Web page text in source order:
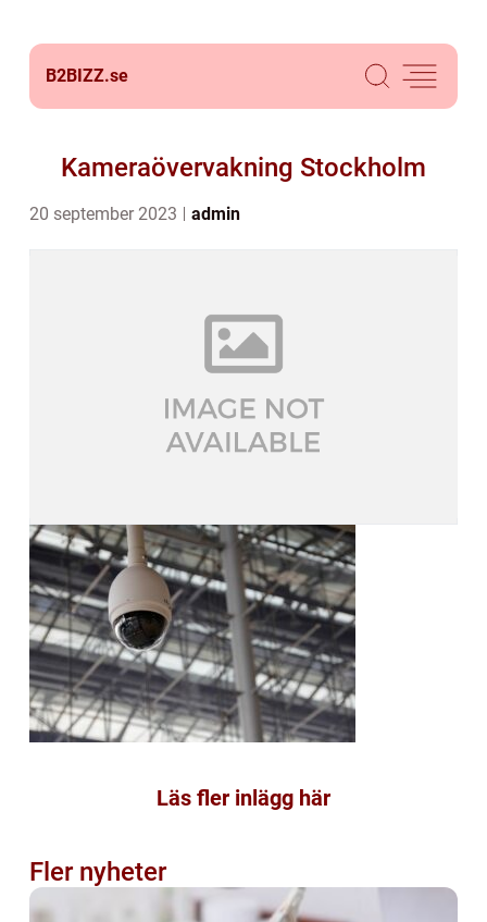
B2BIZZ.se
Kameraövervakning Stockholm
20 september 2023 admin
Läs fler inlägg här
Fler nyheter